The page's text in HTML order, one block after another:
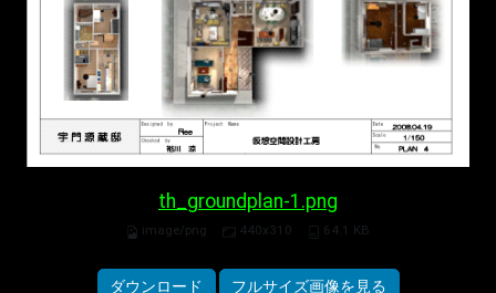
th_groundplan-1.png
image/png 440x310 64.1 KB
ダウンロード フルサイズ画像を見る